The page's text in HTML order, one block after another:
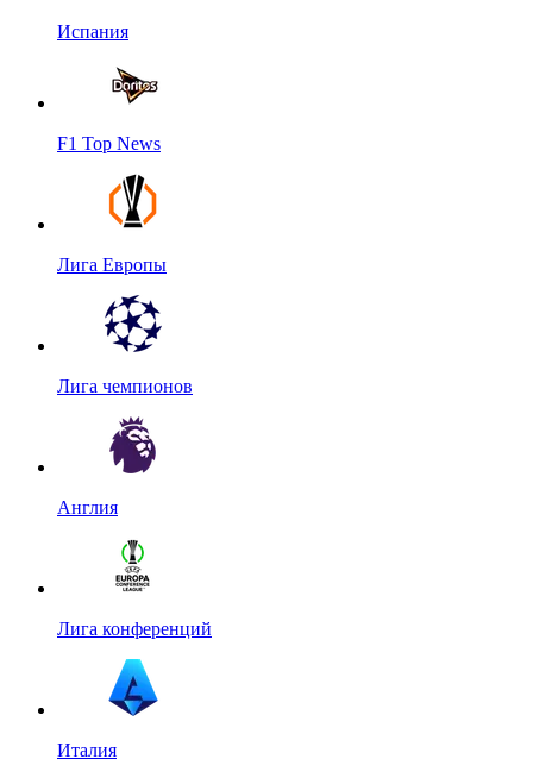
Испания
F1 Top News
Лига Европы
Лига чемпионов
Англия
Лига конференций
Италия